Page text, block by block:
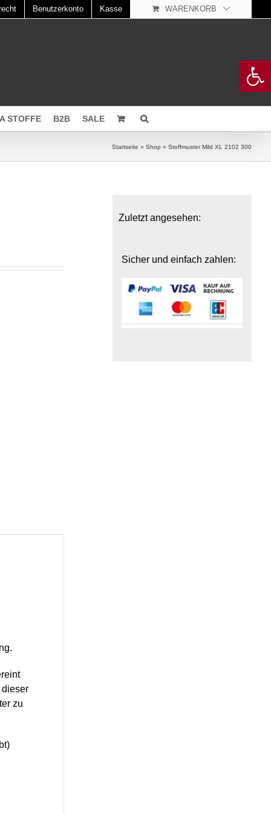
Benutzerkonto Kasse WARENKORB
STOFFE B2B SALE
Startseite » Shop » Stoffmuster Mild XL 2102 300
dieser
zu
Zuletzt angesehen:
Sicher und einfach zahlen: